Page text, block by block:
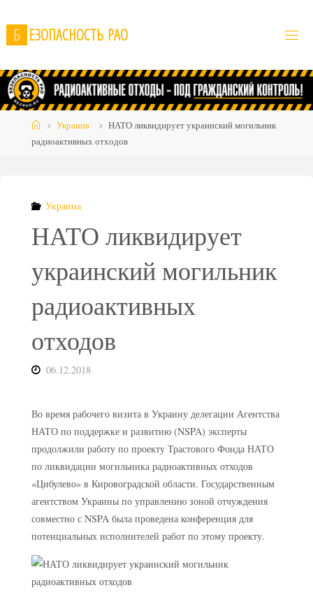
to
content
Б ЕЗОПАСНОСТЬ РАО
HomeУкраина
НАТО ликвидирует украинский могильник
радиоактивных отходов
Украина
НАТО ликвидирует
украинский могильник
радиоактивных
отходов
06.12.2018
Во время рабочего визита в Украину делегации Агентства
НАТО по поддержке и развитию (NSPA) эксперты
продолжили работу по проекту Трастового Фонда НАТО
по ликвидации могильника радиоактивных отходов
«Цибулево» в Кировоградской области. Государственным
агентством Украины по управлению зоной отчуждения
совместно с NSPA была проведена конференция для
потенциальных исполнителей работ по этому проекту.